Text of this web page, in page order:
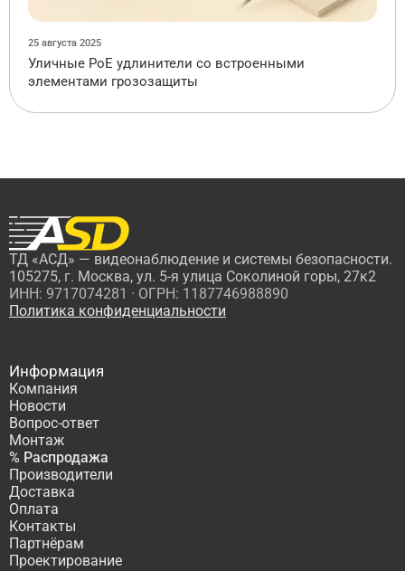
25 августа 2025
Уличные PoE удлинители со встроенными
элементами грозозащиты
ТД «АСД» — видеонаблюдение и системы безопасности.
105275, г. Москва, ул. 5-я улица Соколиной горы, 27к2
ИНН: 9717074281 · ОГРН: 1187746988890
Политика конфиденциальности
Информация
Компания
Новости
Вопрос-ответ
Монтаж
% Распродажа
Производители
Доставка
Оплата
Контакты
Партнёрам
Проектирование